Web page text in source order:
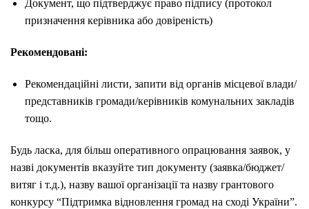
Документ, що підтверджує право підпису (протокол
призначення керівника або довіреність)
Рекомендовані:
Рекомендаційні листи, запити від органів місцевої влади/
представників громади/керівників комунальних закладів
тощо.
Будь ласка, для більш оперативного опрацювання заявок, у
назві документів вказуйте тип документу (заявка/бюджет/
витяг і т.д.), назву вашої організації та назву грантового
конкурсу “Підтримка відновлення громад на сході України”.